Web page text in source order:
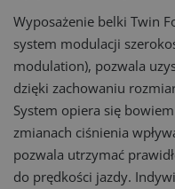
Wyposażenie belki Twin
system modulacji
modulation), pozwala
dzięki zachowaniu
System opiera się
zmianach ciśnienia
pozwala utrzymać
do prędkości jazdy.